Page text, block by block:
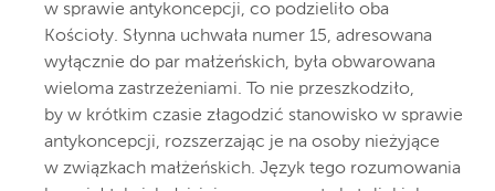
w sprawie antykoncepcji, co podzieliło oba
Kościoły. Słynna uchwała numer 15, adresowana
wyłącznie do par małżeńskich, była obwarowana
wieloma zastrzeżeniami. To nie przeszkodziło,
by w krótkim czasie złagodzić stanowisko w sprawie
antykoncepcji, rozszerzając je na osoby nieżyjące
w związkach małżeńskich. Język tego rozumowania